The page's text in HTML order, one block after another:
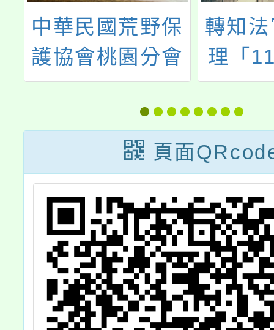
中華民國荒野保
護協會桃園分會
辦理節能推廣講
座及工作坊
轉知
理「
教師
初階
習）
訊，
教師
頁面